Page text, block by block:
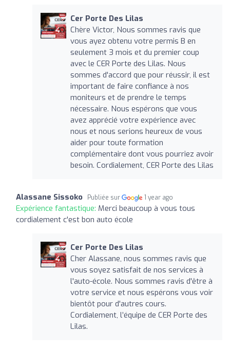
Cer Porte Des Lilas
Chère Victor, Nous sommes ravis que
vous ayez obtenu votre permis B en
seulement 3 mois et du premier coup
avec le CER Porte des Lilas. Nous
sommes d'accord que pour réussir, il est
important de faire confiance à nos
moniteurs et de prendre le temps
nécessaire. Nous espérons que vous
avez apprécié votre expérience avec
nous et nous serions heureux de vous
aider pour toute formation
complémentaire dont vous pourriez avoir
besoin. Cordialement, CER Porte des Lilas
Alassane Sissoko Publiée sur 1 year ago
Expérience fantastique: Merci beaucoup à vous tous
cordialement c'est bon auto école
Cer Porte Des Lilas
Cher Alassane, nous sommes ravis que
vous soyez satisfait de nos services à
l'auto-école. Nous sommes ravis d'être à
votre service et nous espérons vous voir
bientôt pour d'autres cours.
Cordialement, l’équipe de CER Porte des
Lilas.